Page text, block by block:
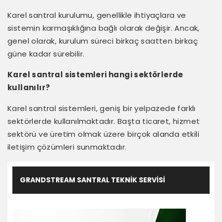
Karel santral kurulumu, genellikle ihtiyaçlara ve
sistemin karmaşıklığına bağlı olarak değişir. Ancak,
genel olarak, kurulum süreci birkaç saatten birkaç
güne kadar sürebilir.
Karel santral sistemleri hangi sektörlerde
kullanılır?
Karel santral sistemleri, geniş bir yelpazede farklı
sektörlerde kullanılmaktadır. Başta ticaret, hizmet
sektörü ve üretim olmak üzere birçok alanda etkili
iletişim çözümleri sunmaktadır.
GRANDSTREAM SANTRAL TEKNIK SERVISI